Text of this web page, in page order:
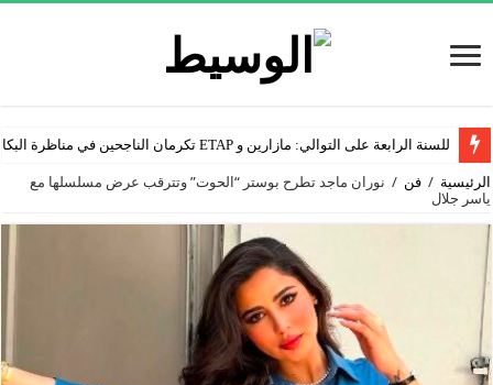
للسنة الرابعة على التوالي: مازارين و ETAP تكرمان الناجحين في مناظرة البكالوريا
الرئيسية / فن / نوران ماجد تطرح بوستر “الحوت” وتترقب عرض مسلسلها مع
ياسر جلال